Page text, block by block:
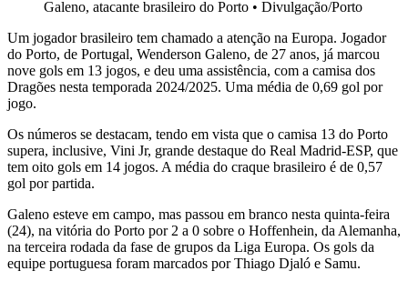
Galeno, atacante brasileiro do Porto • Divulgação/Porto
Um jogador brasileiro tem chamado a atenção na Europa. Jogador
do Porto, de Portugal, Wenderson Galeno, de 27 anos, já marcou
nove gols em 13 jogos, e deu uma assistência, com a camisa dos
Dragões nesta temporada 2024/2025. Uma média de 0,69 gol por
jogo.
Os números se destacam, tendo em vista que o camisa 13 do Porto
supera, inclusive, Vini Jr, grande destaque do Real Madrid-ESP, que
tem oito gols em 14 jogos. A média do craque brasileiro é de 0,57
gol por partida.
Galeno esteve em campo, mas passou em branco nesta quinta-feira
(24), na vitória do Porto por 2 a 0 sobre o Hoffenhein, da Alemanha,
na terceira rodada da fase de grupos da Liga Europa. Os gols da
equipe portuguesa foram marcados por Thiago Djaló e Samu.